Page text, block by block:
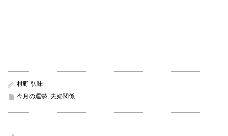
村野 弘味
今月の運勢, 夫婦関係